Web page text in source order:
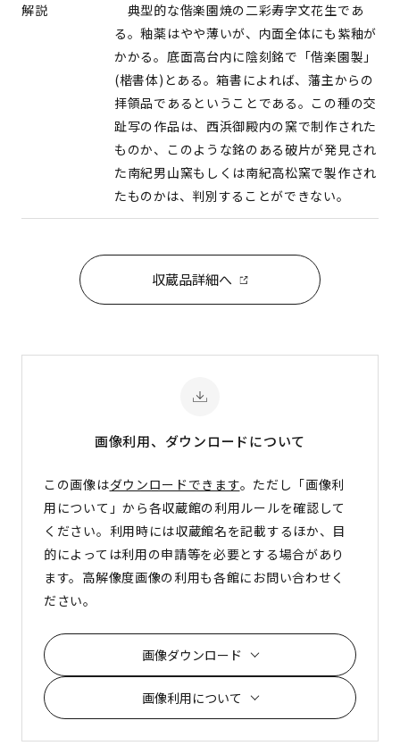
解説
典型的な偕楽園焼の二彩寿字文花生であ
る。釉薬はやや薄いが、内面全体にも紫釉が
かかる。底面高台内に陰刻銘で「偕楽園製」
(楷書体)とある。箱書によれば、藩主からの
拝領品であるということである。この種の交
趾写の作品は、西浜御殿内の窯で制作された
ものか、このような銘のある破片が発見され
た南紀男山窯もしくは南紀高松窯で製作され
たものかは、判別することができない。
収蔵品詳細へ
画像利用、ダウンロードについて
この画像はダウンロードできます。ただし「画像利
用について」から各収蔵館の利用ルールを確認して
ください。利用時には収蔵館名を記載するほか、目
的によっては利用の申請等を必要とする場合があり
ます。高解像度画像の利用も各館にお問い合わせく
ださい。
画像ダウンロード
画像利用について